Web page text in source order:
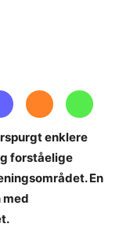
enklere
forståelige
En
med